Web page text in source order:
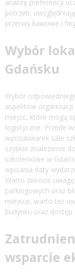
analizę preferencji
potrzeb,
przerwy kawowe i
Wybór
Gdańsku
Wybór
aspektów
miejsc, które mogą
logistyczne. Przede
wyszukiwarek sale
szybkie znalezienie
szkoleniowe w
wpisania daty
Warto zwrócić
parkingowych oraz
miejsce, warto też
budynku oraz
wsparcie